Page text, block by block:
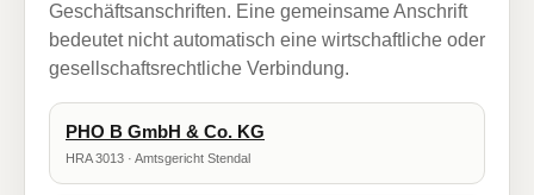
Geschäftsanschriften. Eine gemeinsame Anschrift
bedeutet nicht automatisch eine wirtschaftliche oder
gesellschaftsrechtliche Verbindung.
PHO B GmbH & Co. KG
HRA 3013 · Amtsgericht Stendal